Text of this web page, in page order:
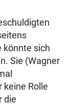
könnte sich
Sie (Wagner
keine Rolle
die